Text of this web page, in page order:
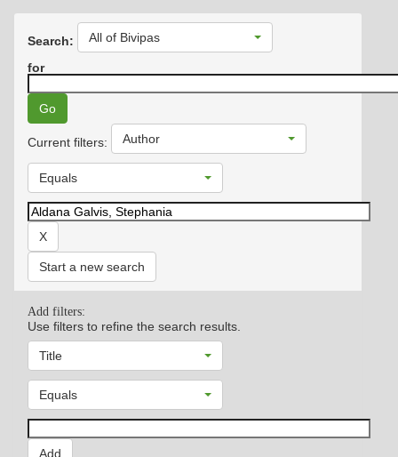
Search: All of Bivipas
for
Current filters: Author
Equals
Start a new search
Add filters:
Use filters to refine the search results.
Title
Equals